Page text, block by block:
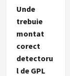
Unde
trebuie
montat
corect
detectoru
l de GPL